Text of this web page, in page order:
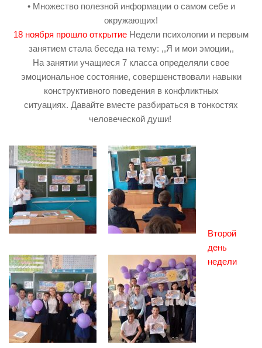
• Множество полезной информации о самом себе и
окружающих!
18 ноября прошло открытие Недели психологии и первым
занятием стала беседа на тему: ,,Я и мои эмоции,,
На занятии учащиеся 7 класса определяли свое
эмоциональное состояние, совершенствовали навыки
конструктивного поведения в конфликтных
ситуациях. Давайте вместе разбираться в тонкостях
человеческой души!
Второй
день
недели